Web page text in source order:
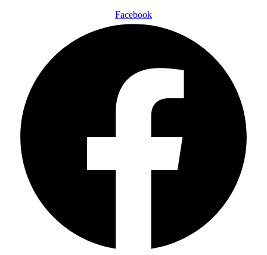
Facebook